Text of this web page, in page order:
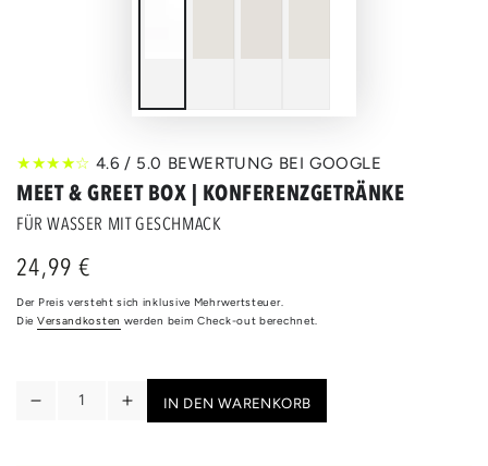
★★★★☆ 4.6 / 5.0 BEWERTUNG BEI GOOGLE
MEET & GREET BOX | KONFERENZGETRÄNKE
FÜR WASSER MIT GESCHMACK
Regulärer
24,99 €
Der Preis versteht sich inklusive Mehrwertsteuer.
Die Versandkosten werden beim Check-out berechnet.
Verringere ErhöheIN DEN WARENKORB